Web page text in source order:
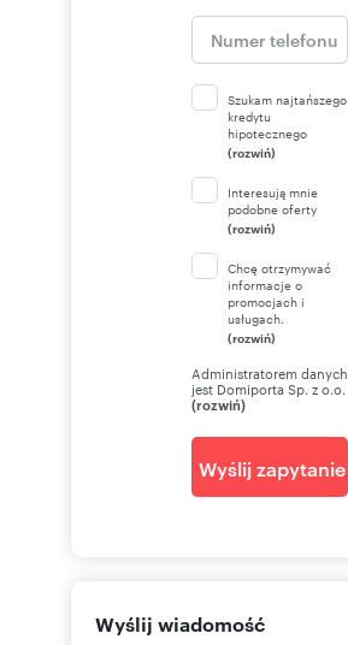
Szukam najtańszego
kredytu
hipotecznego
(rozwiń)
Interesują mnie
podobne oferty
(rozwiń)
Chcę otrzymywać
informacje o
promocjach i
usługach.
(rozwiń)
Administratorem danych
jest Domiporta Sp. z o.o.
(rozwiń)
Wyślij zapytanie
Wyślij wiadomość